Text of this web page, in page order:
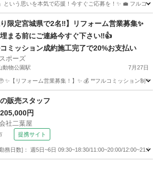
という思いを本気で応援！今すぐご応募を！✨ 💼 フルコ
駅 営業 やる気
り限定宮城県で2名‼︎】リフォーム営業募集✨
まる前にご連絡今すぐ下さい‼︎👍
ミッション成約施工完了で20%お支払い
ポーズ
動物公園駅 7月27日
✨【リフォーム営業募集！】✨ 💰 **フルコミッション制**
山動物公園駅
販売スタッフ
円
社二葉屋
提携サイト
務日数]： 週5日~6日 09:30~18:30/11:00~20:00/